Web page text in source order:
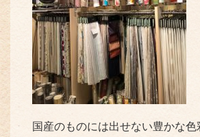
国産のものには出せない豊かな色